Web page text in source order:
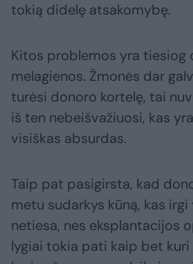
tokią didelę atsakomybę.
Kitos problemos yra tiesiog
melagienos. Žmonės dar
turėsi donoro kortelę, tai
iš ten nebeišvažiuosi, kas
visiškas absurdas.
Taip pat pasigirsta, kad
metu sudarkys kūną, kas
netiesa, nes eksplantacijos
lygiai tokia pati kaip bet